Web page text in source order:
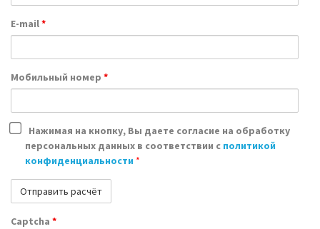
E-mail*
Мобильный номер *
Нажимая на кнопку, Вы даете согласие на обработку
персональных данных в соответствии с политикой
конфиденциальности *
Captcha *